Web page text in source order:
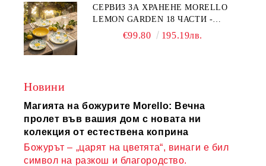
СЕРВИЗ ЗА ХРАНЕНЕ MORELLO
LEMON GARDEN 18 ЧАСТИ -
ПОРЦЕЛАН€99.80 195.19лв.
Новини
Магията на божурите Morello: Вечна
пролет във вашия дом с новата ни
колекция от естествена коприна
Божурът – „царят на цветята“, винаги е бил
символ на разкош и благородство.